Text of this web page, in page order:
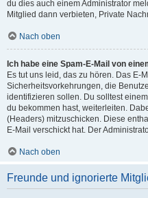
du dies auch einem Administrator
Mitglied dann verbieten, Private
Nach oben
Ich habe eine Spam-E-Mail von
Es tut uns leid, das zu hören. Das E-
Sicherheitsvorkehrungen, die
identifizieren sollen. Du solltest
du bekommen hast, weiterleiten.
(Headers) mitzuschicken. Diese
E-Mail verschickt hat. Der
Nach oben
Freunde und ignorierte